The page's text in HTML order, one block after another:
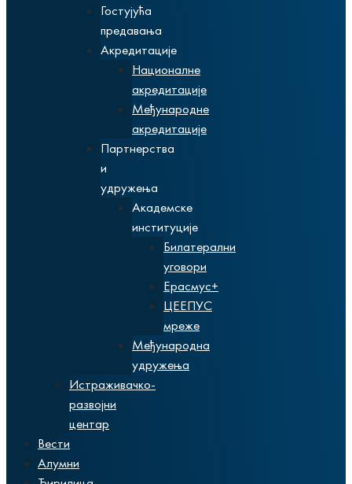
Гостујућа
предавања
Акредитације
Националне
акредитације
Међународне
акредитације
Партнерства
и
удружења
Академске
институције
Билатерални
уговори
Ерасмус+
ЦЕЕПУС
мреже
Међународна
удружења
Истраживачко-
развојни
центар
Вести
Алумни